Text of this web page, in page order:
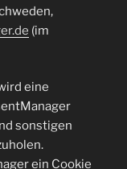
(im
eine
sonstigen
ein Cookie